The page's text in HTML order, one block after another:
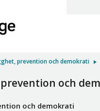
prevention och demokrati
och
och demokrati